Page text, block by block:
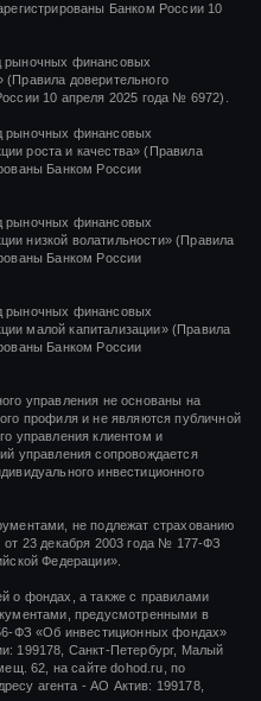
Банком России 10
рыночных финансовых
доверительного
10 апреля 2025 года № 6972).
рыночных финансовых
роста и качества» (Правила
Банком России
рыночных финансовых
низкой волатильности»(Правила
Банком России
рыночных финансовых
малой капитализации»(Правила
Банком России
управления не основаны на
профиля и не являются публичной
управления клиентом и
управления сопровождается
инвестиционного
не подлежат страхованию
23 декабря 2003 года № 177-ФЗ
Федерации».
о фондах, а также с правилами
предусмотренными в
ФЗ «Об инвестиционных фондах»
199178, Санкт-Петербург, Малый
62, на сайте dohod.ru, по
агента - АО Актив: 199178,